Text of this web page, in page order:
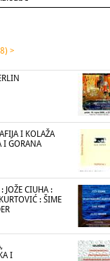
>
I KOLAŽA
I GORANA
JOŽE CIUHA :
: ŠIME
I